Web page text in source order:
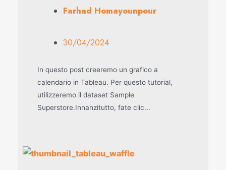
Farhad Homayounpour
30/04/2024
In questo post creeremo un grafico a
calendario in Tableau. Per questo tutorial,
utilizzeremo il dataset Sample
Superstore.Innanzitutto, fate clic...